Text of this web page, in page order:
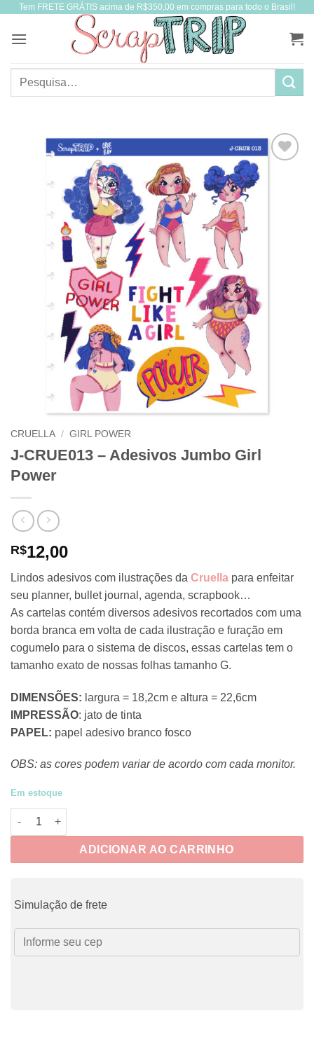
Skip
content
Tem FRETE GRÁTIS acima de R$350,00 em compras para todo o Brasil!
Pesquisar
CRUELLA / GIRL POWER
J-CRUE013 – Adesivos Jumbo Girl
Power
R$12,00
Lindos adesivos com ilustrações da Cruella para enfeitar
seu planner, bullet journal, agenda, scrapbook…
As cartelas contém diversos adesivos recortados com uma
borda branca em volta de cada ilustração e furação em
cogumelo para o sistema de discos, essas cartelas tem o
tamanho exato de nossas folhas tamanho G.
DIMENSÕES: largura = 18,2cm e altura = 22,6cm
IMPRESSÃO: jato de tinta
PAPEL: papel adesivo branco fosco
OBS: as cores podem variar de acordo com cada monitor.
Em estoque
J-CRUE013 - Adesivos Jumbo Girl Power quantidade
ADICIONAR AO CARRINHO
Simulação de frete